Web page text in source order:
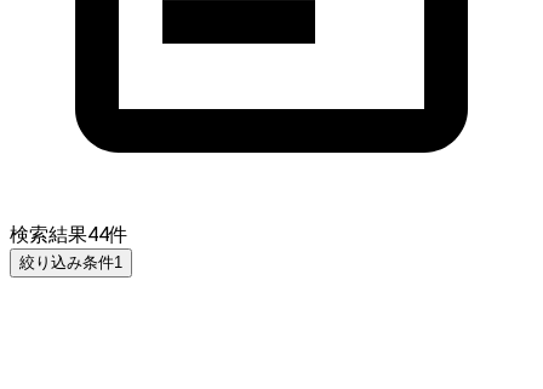
検索結果44件
絞り込み条件1